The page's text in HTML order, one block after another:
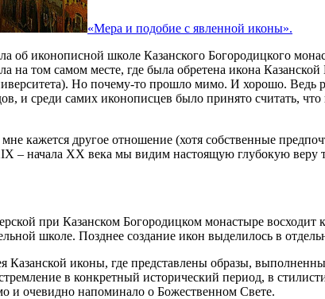
«Мера и подобие с явленной иконы».
об иконописной школе Казанского Богородицкого
на том самом месте, где была обретена икона
Но почему-то прошло мимо. И хорошо. Ведь
и среди самих иконописцев было принято считать,
кажется другое отношение (хотя собственные
– начала ХХ века мы видим настоящую глубокую веру
при Казанском Богородицком монастыре
школе. Позднее создание икон выделилось в
Казанской иконы, где представлены образы,
в конкретный исторический период, в
и очевидно напоминало о Божественном Свете.